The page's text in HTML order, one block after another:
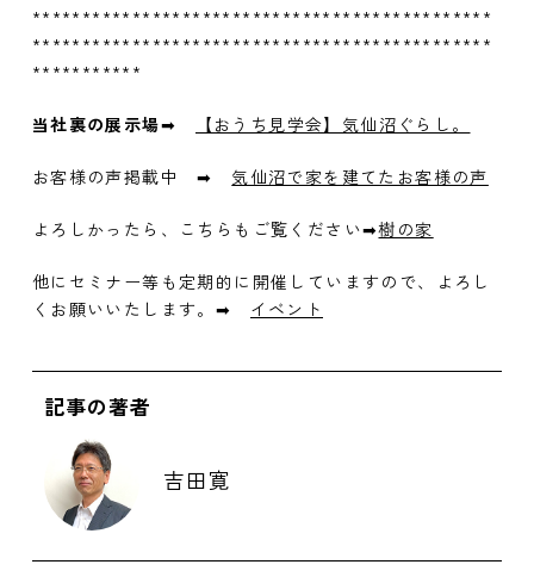
**********************************************
**********************************************
***********
当社裏の展示場➡ 【おうち見学会】気仙沼ぐらし。
お客様の声掲載中 ➡ 気仙沼で家を建てたお客様の声
よろしかったら、こちらもご覧ください➡樹の家
他にセミナー等も定期的に開催していますので、よろし
くお願いいたします。➡ イベント
記事の著者
吉田寛